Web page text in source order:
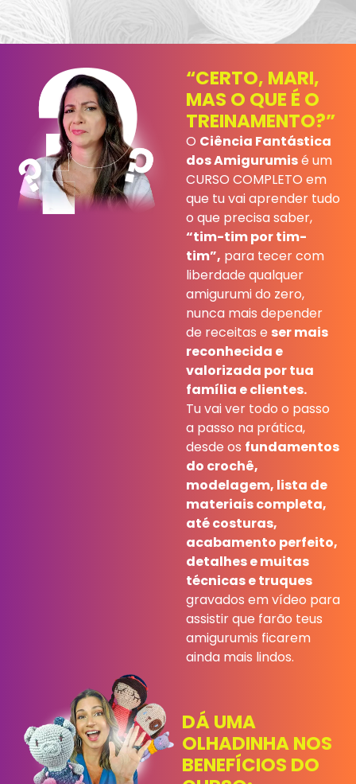
“CERTO, MARI,
MAS O QUE É O
TREINAMENTO?”
O Ciência Fantástica
dos Amigurumisé um
CURSO COMPLETO em
que tu vai aprender tudo
o que precisa saber,
“tim-tim por tim-
tim”, para tecer com
liberdade qualquer
amigurumi do zero,
nunca mais depender
de receitas e ser mais
reconhecida e
valorizada por tua
família e clientes.
Tu vai ver todo o passo
a passo na prática,
desde os fundamentos
do crochê,
modelagem, lista de
materiais completa,
até costuras,
acabamento perfeito,
detalhes e muitas
técnicas e truques
gravados em vídeo para
assistir que farão teus
amigurumis ficarem
ainda mais lindos.
DÁ UMA
OLHADINHA NOS
BENEFÍCIOS DO